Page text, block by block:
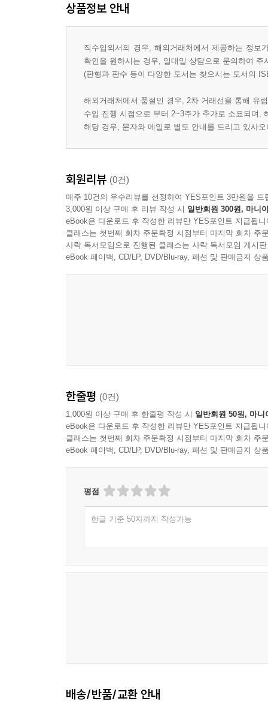
상품정보 안내
직수입외서의 경우, 해외거래처에서 제공하는 정
확인을 원하시는 경우, 일대일 상담으로 문의하여 주
(판형과 판수 등이 다양한 도서는 찾으시는 도서의
해외거래처에서 품절인 경우, 2차 거래선을 통해 유
수입 진행 시점으로 부터 2~3주가 추가로 소요되며,
해당 경우, 문자와 메일로 별도 안내를 드리고 있사
회원리뷰 (0건)
매주 10건의 우수리뷰를 선정하여 YES포인트 3만원을 드
3,000원 이상 구매 후 리뷰 작성 시 일반회원 300원, 마니
eBook은 다운로드 후 작성한 리뷰만 YES포인트 지급됩니
클래스는 첫번째 회차 주문확정 시점부터 마지막 회차 주
사락 독서모임으로 진행된 클래스는 사락 독서모임 게시
eBook 페이백, CD/LP, DVD/Blu-ray, 패션 및 판매금지 상
한줄평 (0건)
1,000원 이상 구매 후 한줄평 작성 시 일반회원 50원, 마니
eBook은 다운로드 후 작성한 리뷰만 YES포인트 지급됩니
클래스는 첫번째 회차 주문확정 시점부터 마지막 회차 주
eBook 페이백, CD/LP, DVD/Blu-ray, 패션 및 판매금지 상
평점
한글 기준 50자까지 작성가능
배송/반품/교환 안내